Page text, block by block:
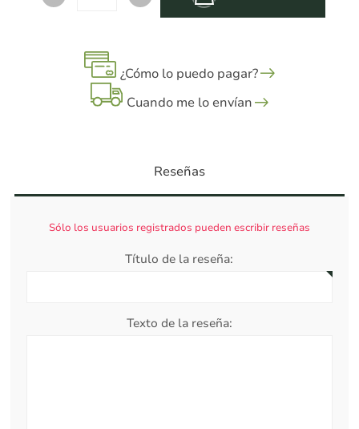
¿Cómo lo puedo pagar?
Cuando me lo envían
Reseñas
Sólo los usuarios registrados pueden escribir reseñas
Título de la reseña:
Texto de la reseña: